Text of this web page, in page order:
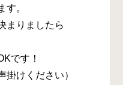
す。
まりましたら
です！
掛けください）